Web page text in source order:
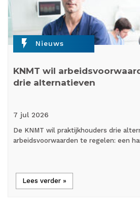
flash_on Nieuws
KNMT wil
drie alternatieven
7 jul 2026
De KNMT wil praktijkhouders drie
arbeidsvoorwaarden te regelen: een
Lees verder »